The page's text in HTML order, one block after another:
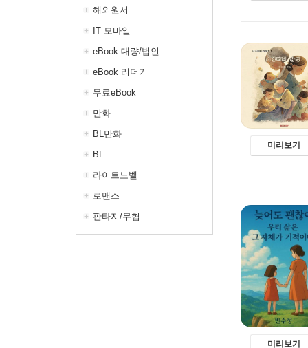
해외원서
IT 모바일
eBook 대량/법인
eBook 리더기
무료eBook
만화
BL만화
BL
라이트노벨
로맨스
판타지/무협
미리보기
미리보기